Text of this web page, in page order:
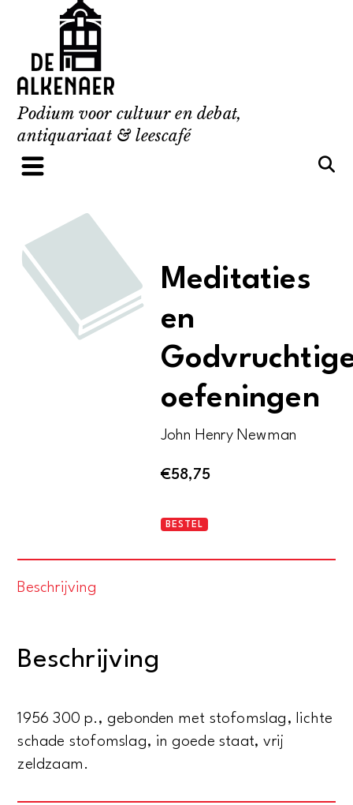
content
Podium voor cultuur en debat,
antiquariaat & leescafé
Meditaties
en
oefeningen
John Henry Newman
€58,75
Meditaties
BESTEL
Beschrijving
Beschrijving
1956 300 p., gebonden met stofomslag, lichte
schade stofomslag, in goede staat, vrij
zeldzaam.